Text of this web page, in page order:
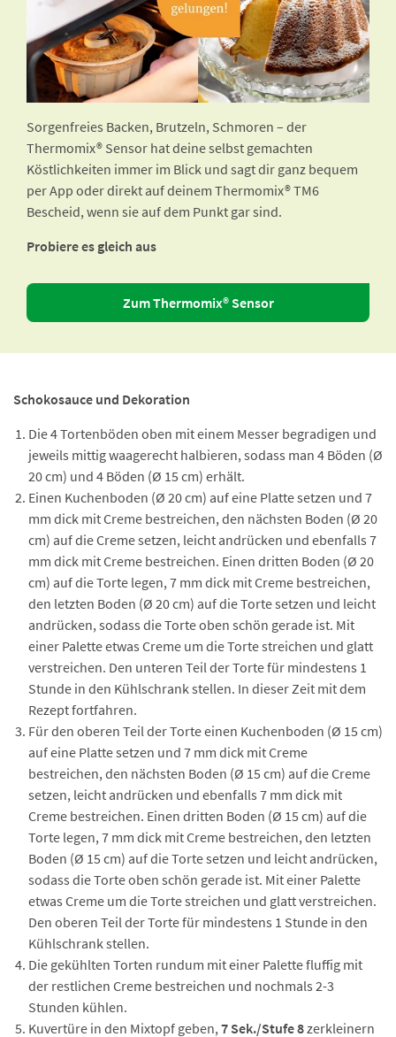
Sorgenfreies Backen, Brutzeln, Schmoren – der
Thermomix® Sensor hat deine selbst gemachten
Köstlichkeiten immer im Blick und sagt dir ganz bequem
per App oder direkt auf deinem Thermomix® TM6
Bescheid, wenn sie auf dem Punkt gar sind.
Probiere es gleich aus
Zum Thermomix® Sensor
Schokosauce und Dekoration
Die 4 Tortenböden oben mit einem Messer begradigen und
jeweils mittig waagerecht halbieren, sodass man 4 Böden (Ø
20 cm) und 4 Böden (Ø 15 cm) erhält.
Einen Kuchenboden (Ø 20 cm) auf eine Platte setzen und 7
mm dick mit Creme bestreichen, den nächsten Boden (Ø 20
cm) auf die Creme setzen, leicht andrücken und ebenfalls 7
mm dick mit Creme bestreichen. Einen dritten Boden (Ø 20
cm) auf die Torte legen, 7 mm dick mit Creme bestreichen,
den letzten Boden (Ø 20 cm) auf die Torte setzen und leicht
andrücken, sodass die Torte oben schön gerade ist. Mit
einer Palette etwas Creme um die Torte streichen und glatt
verstreichen. Den unteren Teil der Torte für mindestens 1
Stunde in den Kühlschrank stellen. In dieser Zeit mit dem
Rezept fortfahren.
Für den oberen Teil der Torte einen Kuchenboden (Ø 15 cm)
auf eine Platte setzen und 7 mm dick mit Creme
bestreichen, den nächsten Boden (Ø 15 cm) auf die Creme
setzen, leicht andrücken und ebenfalls 7 mm dick mit
Creme bestreichen. Einen dritten Boden (Ø 15 cm) auf die
Torte legen, 7 mm dick mit Creme bestreichen, den letzten
Boden (Ø 15 cm) auf die Torte setzen und leicht andrücken,
sodass die Torte oben schön gerade ist. Mit einer Palette
etwas Creme um die Torte streichen und glatt verstreichen.
Den oberen Teil der Torte für mindestens 1 Stunde in den
Kühlschrank stellen.
Die gekühlten Torten rundum mit einer Palette fluffig mit
der restlichen Creme bestreichen und nochmals 2-3
Stunden kühlen.
Kuvertüre in den Mixtopf geben, 7 Sek./Stufe 8zerkleinern